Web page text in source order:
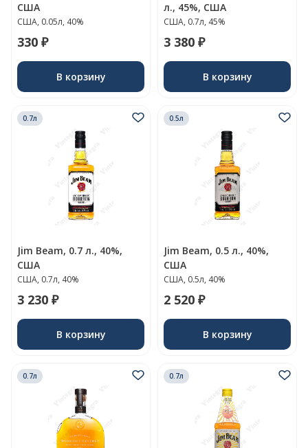
США
США, 0.05л, 40%
330 ₽
В корзину
л., 45%, США
США, 0.7л, 45%
3 380 ₽
В корзину
0.7л
Jim Beam, 0.7 л., 40%,
США
США, 0.7л, 40%
3 230 ₽
В корзину
0.5л
Jim Beam, 0.5 л., 40%,
США
США, 0.5л, 40%
2 520 ₽
В корзину
0.7л 0.7л